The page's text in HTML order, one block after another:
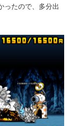
ったので、多分出